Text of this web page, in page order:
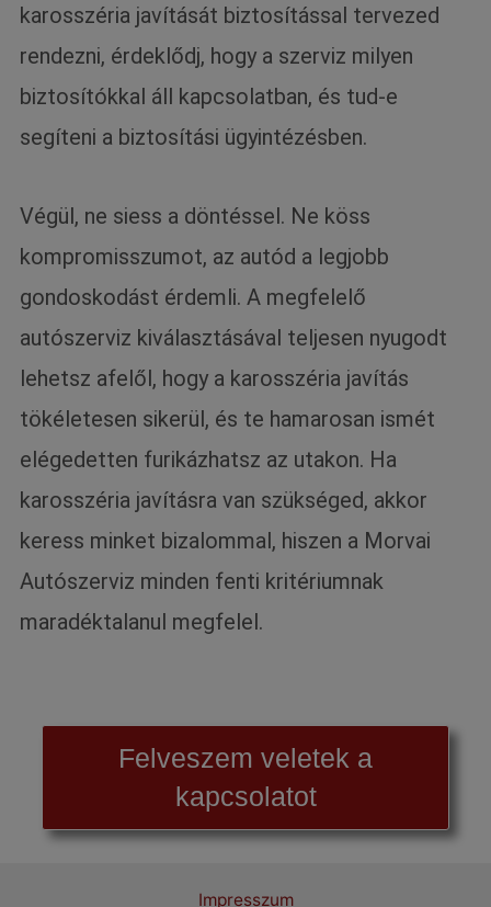
karosszéria javítását biztosítással tervezed
rendezni, érdeklődj, hogy a szerviz milyen
biztosítókkal áll kapcsolatban, és tud-e
segíteni a biztosítási ügyintézésben.
Végül, ne siess a döntéssel. Ne köss
kompromisszumot, az autód a legjobb
gondoskodást érdemli. A megfelelő
autószerviz kiválasztásával teljesen nyugodt
lehetsz afelől, hogy a karosszéria javítás
tökéletesen sikerül, és te hamarosan ismét
elégedetten furikázhatsz az utakon. Ha
karosszéria javításra van szükséged, akkor
keress minket bizalommal, hiszen a Morvai
Autószerviz minden fenti kritériumnak
maradéktalanul megfelel.
Felveszem veletek a
kapcsolatot
Impresszum